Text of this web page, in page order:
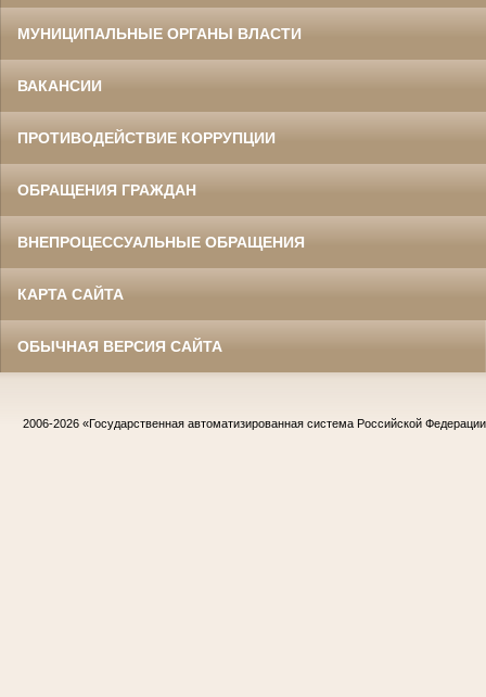
МУНИЦИПАЛЬНЫЕ ОРГАНЫ ВЛАСТИ
ВАКАНСИИ
ПРОТИВОДЕЙСТВИЕ КОРРУПЦИИ
ОБРАЩЕНИЯ ГРАЖДАН
ВНЕПРОЦЕССУАЛЬНЫЕ ОБРАЩЕНИЯ
КАРТА САЙТА
ОБЫЧНАЯ ВЕРСИЯ САЙТА
2006-2026 «Государственная автоматизированная система Российской